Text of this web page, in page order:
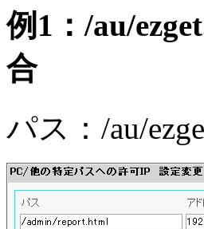
例1：/au/
合
パス：/au/